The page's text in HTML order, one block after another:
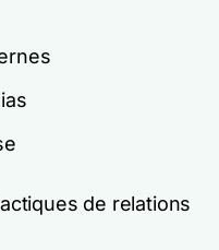
de relations